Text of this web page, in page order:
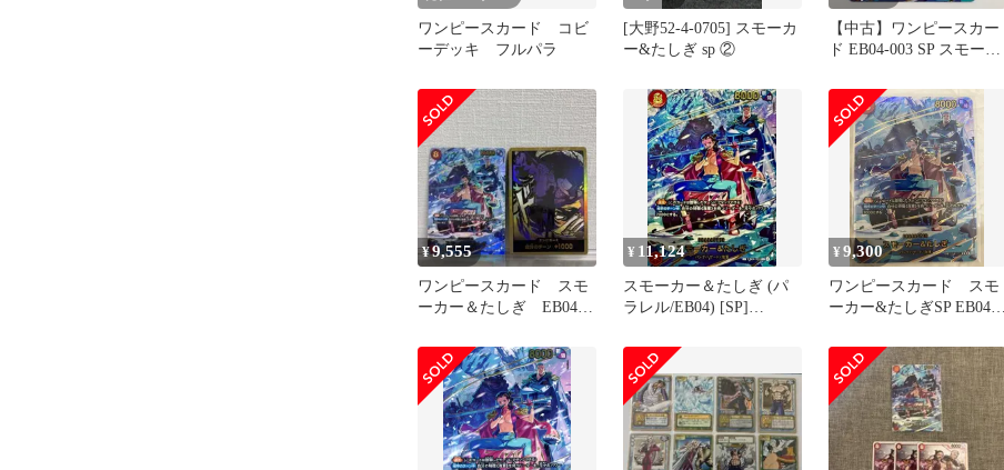
ワンピースカード コビ
ーデッキ フルパラ
[大野52-4-0705] スモーカ
ー&たしぎ sp ②
【中古】ワンピースカー
ド EB04-003 SP スモーカ
カ (FUZ)【071-260729-io-
13-KIT】
¥9,555
ワンピースカード スモ
ーカー＆たしぎ EB04-
ッチ
¥ 11,124
スモーカー＆たしぎ (パ
ラレル/EB04) [SP]
¥9,300
ワンピースカード スモ
ーカー&たしぎSP EB04-